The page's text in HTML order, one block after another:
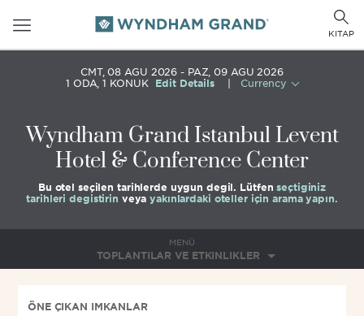
Toggle
navigation
KITAP
CMT, 08 AĞU 2026
PAZ, 09 AĞU 2026
1 ODA,1 KONUK Edit Details Currency
Wyndham Grand Istanbul Levent
Hotel & Conference Center
Bu otel seçilen tarihlerde uygun değil. Lütfenseçtiğiniz
tarihleri değiştirin veyayakınlardaki oteller için arama yapın.
MENÜ
TOPLANTILAR VE ETKINLIKLER
ÖNE ÇIKAN İMKANLAR